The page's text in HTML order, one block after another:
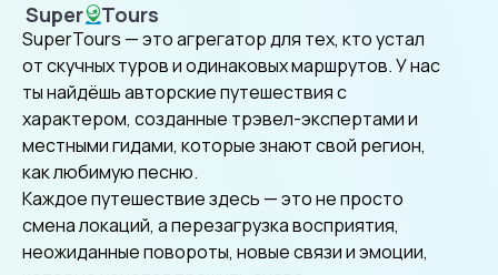
Super Tours
SuperTours
SuperTours — это агрегатор для тех, кто устал
от скучных туров и одинаковых маршрутов. У нас
ты найдёшь авторские путешествия с
характером, созданные трэвел-экспертами и
местными гидами, которые знают свой регион,
как любимую песню.
Каждое путешествие здесь — это не просто
смена локаций, а перезагрузка восприятия,
неожиданные повороты, новые связи и эмоции,